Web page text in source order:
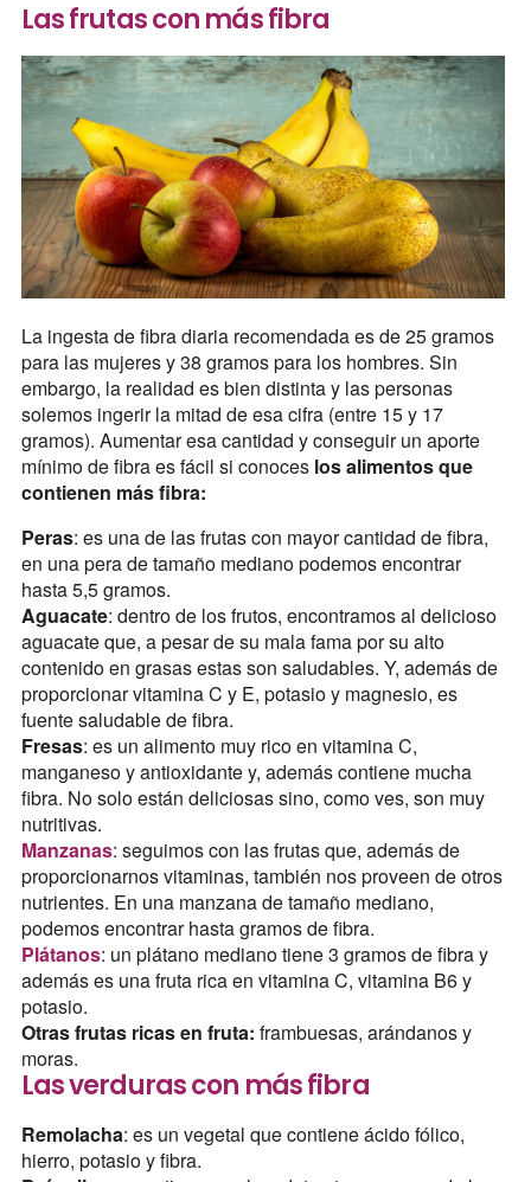
Las frutas con más fibra
La ingesta de fibra diaria recomendada es de 25 gramos
para las mujeres y 38 gramos para los hombres. Sin
embargo, la realidad es bien distinta y las personas
solemos ingerir la mitad de esa cifra (entre 15 y 17
gramos). Aumentar esa cantidad y conseguir un aporte
mínimo de fibra es fácil si conoces los alimentos que
contienen más fibra:
Peras: es una de las frutas con mayor cantidad de fibra,
en una pera de tamaño mediano podemos encontrar
hasta 5,5 gramos.
Aguacate: dentro de los frutos, encontramos al delicioso
aguacate que, a pesar de su mala fama por su alto
contenido en grasas estas son saludables. Y, además de
proporcionar vitamina C y E, potasio y magnesio, es
fuente saludable de fibra.
Fresas: es un alimento muy rico en vitamina C,
manganeso y antioxidante y, además contiene mucha
fibra. No solo están deliciosas sino, como ves, son muy
nutritivas.
Manzanas: seguimos con las frutas que, además de
proporcionarnos vitaminas, también nos proveen de otros
nutrientes. En una manzana de tamaño mediano,
podemos encontrar hasta gramos de fibra.
Plátanos: un plátano mediano tiene 3 gramos de fibra y
además es una fruta rica en vitamina C, vitamina B6 y
potasio.
Otras frutas ricas en fruta: frambuesas, arándanos y
moras.
Las verduras con más fibra
Remolacha: es un vegetal que contiene ácido fólico,
hierro, potasio y fibra.